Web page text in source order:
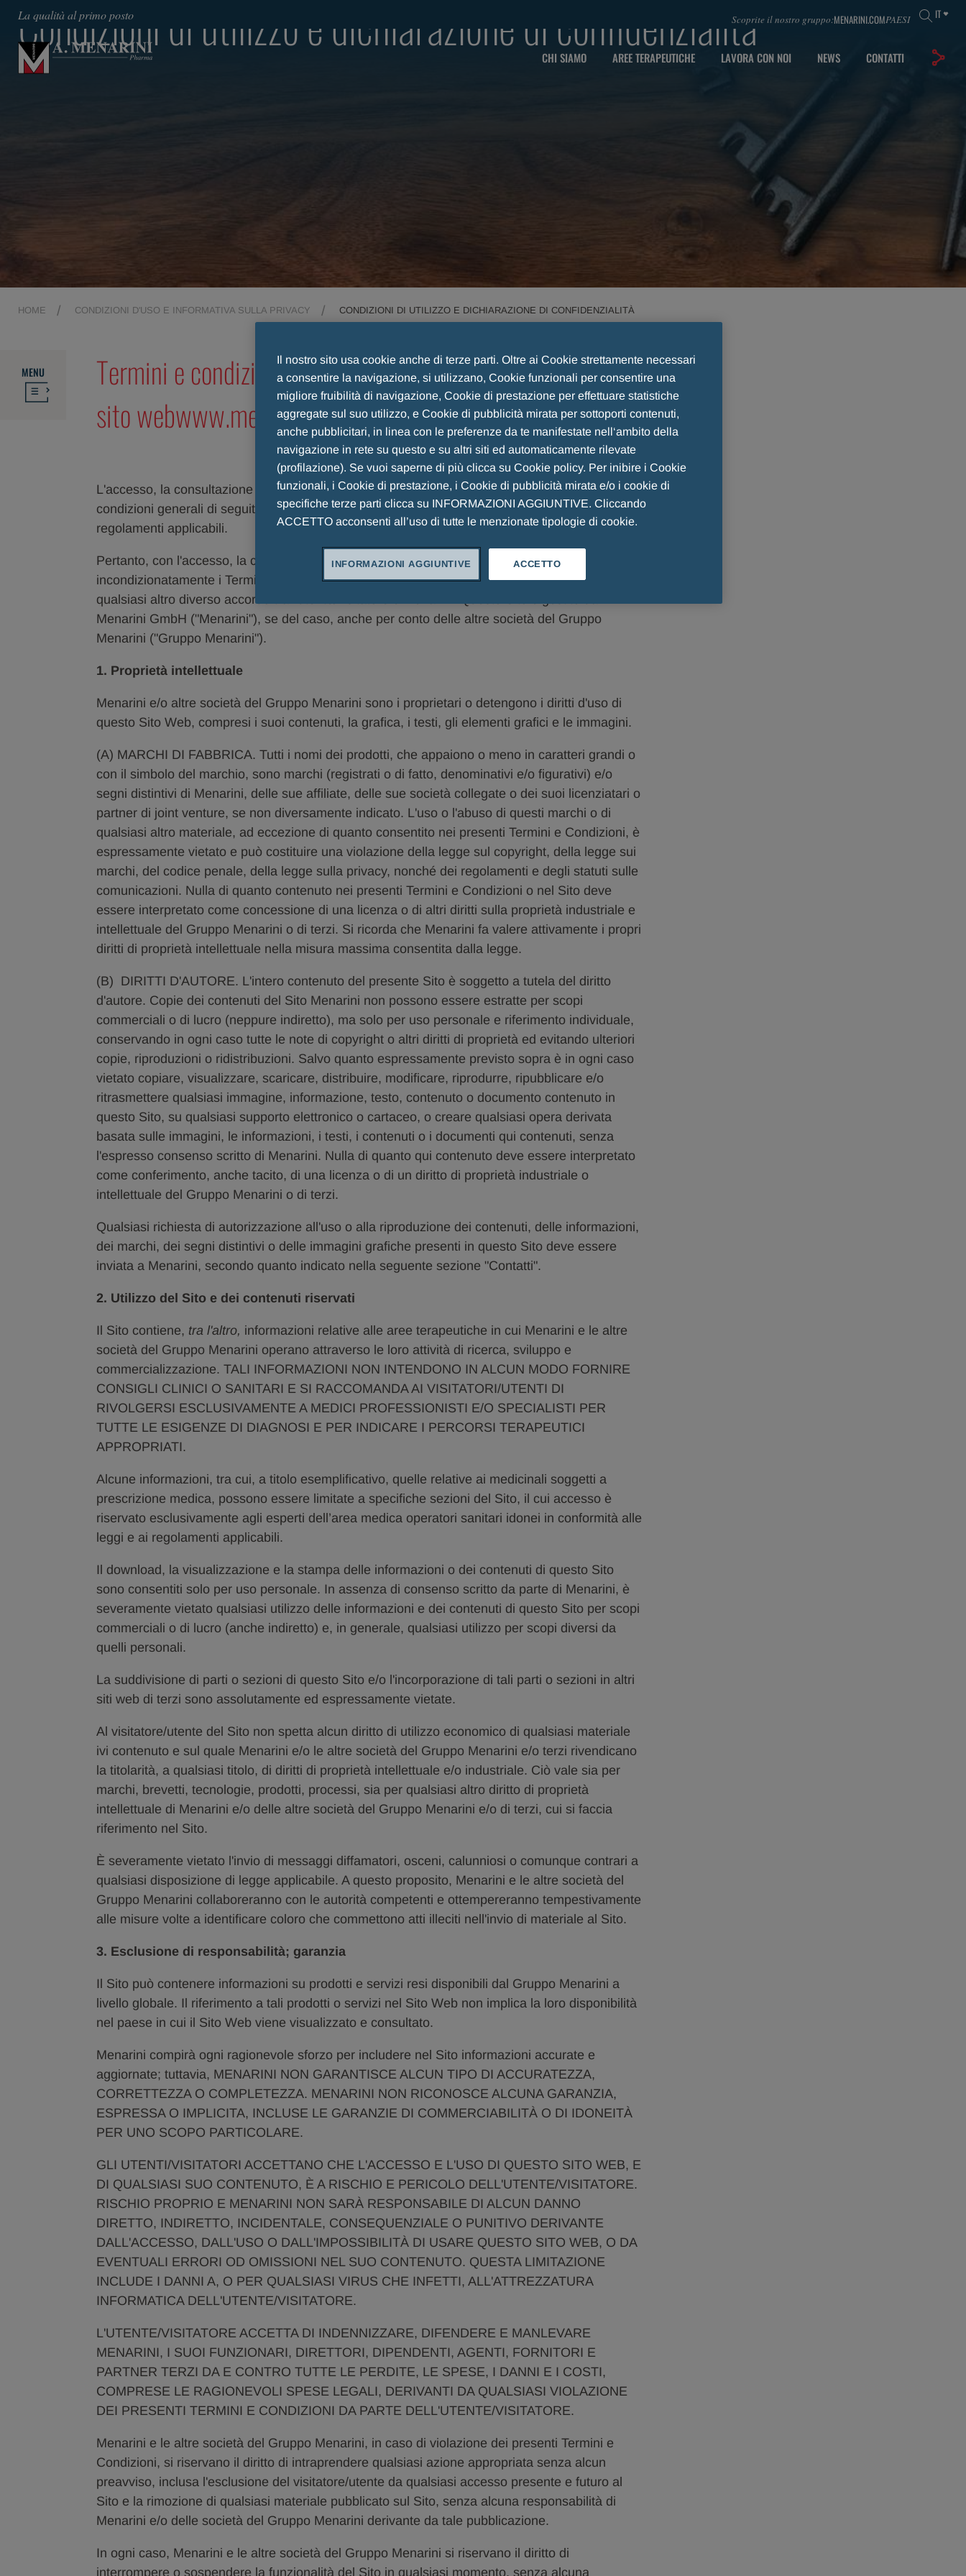
La qualità al primo posto Scoprite il nostro gruppo:MENARINI.COMPAESI IT
CHI SIAMO AREE TERAPEUTICHE LAVORA CON NOI NEWS CONTATTI
Condizioni di utilizzo e dichiarazione di confidenzialità
HOME CONDIZIONI D'USO E INFORMATIVA SULLA PRIVACY CONDIZIONI DI UTILIZZO E DICHIARAZIONE DI CONFIDENZIALITÀ
MENU
Termini e condizioni generali per l'accesso e l'utilizzo del
sito webwww.menarini.ch (il "Sito Web")
L'accesso, la consultazione e l'utilizzo di questo Sito Web sono soggetti ai termini e alle
condizioni generali di seguito riportati (di seguito "Termini e Condizioni") e alle leggi e ai
regolamenti applicabili.
Pertanto, con l'accesso, la consultazione e l'utilizzo del Sito l'utente/visitatore accetta
incondizionatamente i Termini e Condizioni e concordasulla non validità e l'inefficacia di
qualsiasi altro diverso accordo tra l'utente/visitatore e Menarini. Questo Sito è gestito da A.
Menarini GmbH ("Menarini"), se del caso, anche per conto delle altre società del Gruppo
Menarini ("Gruppo Menarini").
1. Proprietà intellettuale
Menarini e/o altre società del Gruppo Menarini sono i proprietari o detengono i diritti d'uso di
questo Sito Web, compresi i suoi contenuti, la grafica, i testi, gli elementi grafici e le immagini.
(A) MARCHI DI FABBRICA. Tutti i nomi dei prodotti, che appaiono o meno in caratteri grandi o
con il simbolo del marchio, sono marchi (registrati o di fatto, denominativi e/o figurativi) e/o
segni distintivi di Menarini, delle sue affiliate, delle sue società collegate o dei suoi licenziatari o
partner di joint venture, se non diversamente indicato. L'uso o l'abuso di questi marchi o di
qualsiasi altro materiale, ad eccezione di quanto consentito nei presenti Termini e Condizioni, è
espressamente vietato e può costituire una violazione della legge sul copyright, della legge sui
marchi, del codice penale, della legge sulla privacy, nonché dei regolamenti e degli statuti sulle
comunicazioni. Nulla di quanto contenuto nei presenti Termini e Condizioni o nel Sito deve
essere interpretato come concessione di una licenza o di altri diritti sulla proprietà industriale e
intellettuale del Gruppo Menarini o di terzi. Si ricorda che Menarini fa valere attivamente i propri
diritti di proprietà intellettuale nella misura massima consentita dalla legge.
(B) DIRITTI D'AUTORE. L'intero contenuto del presente Sito è soggetto a tutela del diritto
d'autore. Copie dei contenuti del Sito Menarini non possono essere estratte per scopi
commerciali o di lucro (neppure indiretto), ma solo per uso personale e riferimento individuale,
conservando in ogni caso tutte le note di copyright o altri diritti di proprietà ed evitando ulteriori
copie, riproduzioni o ridistribuzioni. Salvo quanto espressamente previsto sopra è in ogni caso
vietato copiare, visualizzare, scaricare, distribuire, modificare, riprodurre, ripubblicare e/o
ritrasmettere qualsiasi immagine, informazione, testo, contenuto o documento contenuto in
questo Sito, su qualsiasi supporto elettronico o cartaceo, o creare qualsiasi opera derivata
basata sulle immagini, le informazioni, i testi, i contenuti o i documenti qui contenuti, senza
l'espresso consenso scritto di Menarini. Nulla di quanto qui contenuto deve essere interpretato
come conferimento, anche tacito, di una licenza o di un diritto di proprietà industriale o
intellettuale del Gruppo Menarini o di terzi.
Qualsiasi richiesta di autorizzazione all'uso o alla riproduzione dei contenuti, delle informazioni,
dei marchi, dei segni distintivi o delle immagini grafiche presenti in questo Sito deve essere
inviata a Menarini, secondo quanto indicato nella seguente sezione "Contatti".
2. Utilizzo del Sito e dei contenuti riservati
Il Sito contiene, tra l'altro, informazioni relative alle aree terapeutiche in cui Menarini e le altre
società del Gruppo Menarini operano attraverso le loro attività di ricerca, sviluppo e
commercializzazione. TALI INFORMAZIONI NON INTENDONO IN ALCUN MODO FORNIRE
CONSIGLI CLINICI O SANITARI E SI RACCOMANDA AI VISITATORI/UTENTI DI
RIVOLGERSI ESCLUSIVAMENTE A MEDICI PROFESSIONISTI E/O SPECIALISTI PER
TUTTE LE ESIGENZE DI DIAGNOSI E PER INDICARE I PERCORSI TERAPEUTICI
APPROPRIATI.
Alcune informazioni, tra cui, a titolo esemplificativo, quelle relative ai medicinali soggetti a
prescrizione medica, possono essere limitate a specifiche sezioni del Sito, il cui accesso è
riservato esclusivamente agli esperti dell’area medica operatori sanitari idonei in conformità alle
leggi e ai regolamenti applicabili.
Il download, la visualizzazione e la stampa delle informazioni o dei contenuti di questo Sito
sono consentiti solo per uso personale. In assenza di consenso scritto da parte di Menarini, è
severamente vietato qualsiasi utilizzo delle informazioni e dei contenuti di questo Sito per scopi
commerciali o di lucro (anche indiretto) e, in generale, qualsiasi utilizzo per scopi diversi da
quelli personali.
La suddivisione di parti o sezioni di questo Sito e/o l'incorporazione di tali parti o sezioni in altri
siti web di terzi sono assolutamente ed espressamente vietate.
Al visitatore/utente del Sito non spetta alcun diritto di utilizzo economico di qualsiasi materiale
ivi contenuto e sul quale Menarini e/o le altre società del Gruppo Menarini e/o terzi rivendicano
la titolarità, a qualsiasi titolo, di diritti di proprietà intellettuale e/o industriale. Ciò vale sia per
marchi, brevetti, tecnologie, prodotti, processi, sia per qualsiasi altro diritto di proprietà
intellettuale di Menarini e/o delle altre società del Gruppo Menarini e/o di terzi, cui si faccia
riferimento nel Sito.
È severamente vietato l'invio di messaggi diffamatori, osceni, calunniosi o comunque contrari a
qualsiasi disposizione di legge applicabile. A questo proposito, Menarini e le altre società del
Gruppo Menarini collaboreranno con le autorità competenti e ottempereranno tempestivamente
alle misure volte a identificare coloro che commettono atti illeciti nell'invio di materiale al Sito.
3. Esclusione di responsabilità; garanzia
Il Sito può contenere informazioni su prodotti e servizi resi disponibili dal Gruppo Menarini a
livello globale. Il riferimento a tali prodotti o servizi nel Sito Web non implica la loro disponibilità
nel paese in cui il Sito Web viene visualizzato e consultato.
Menarini compirà ogni ragionevole sforzo per includere nel Sito informazioni accurate e
aggiornate; tuttavia, MENARINI NON GARANTISCE ALCUN TIPO DI ACCURATEZZA,
CORRETTEZZA O COMPLETEZZA. MENARINI NON RICONOSCE ALCUNA GARANZIA,
ESPRESSA O IMPLICITA, INCLUSE LE GARANZIE DI COMMERCIABILITÀ O DI IDONEITÀ
PER UNO SCOPO PARTICOLARE.
GLI UTENTI/VISITATORI ACCETTANO CHE L'ACCESSO E L'USO DI QUESTO SITO WEB, E
DI QUALSIASI SUO CONTENUTO, È A RISCHIO E PERICOLO DELL'UTENTE/VISITATORE.
RISCHIO PROPRIO E MENARINI NON SARÀ RESPONSABILE DI ALCUN DANNO
DIRETTO, INDIRETTO, INCIDENTALE, CONSEQUENZIALE O PUNITIVO DERIVANTE
DALL'ACCESSO, DALL'USO O DALL'IMPOSSIBILITÀ DI USARE QUESTO SITO WEB, O DA
EVENTUALI ERRORI OD OMISSIONI NEL SUO CONTENUTO. QUESTA LIMITAZIONE
INCLUDE I DANNI A, O PER QUALSIASI VIRUS CHE INFETTI, ALL'ATTREZZATURA
INFORMATICA DELL'UTENTE/VISITATORE.
L'UTENTE/VISITATORE ACCETTA DI INDENNIZZARE, DIFENDERE E MANLEVARE
MENARINI, I SUOI FUNZIONARI, DIRETTORI, DIPENDENTI, AGENTI, FORNITORI E
PARTNER TERZI DA E CONTRO TUTTE LE PERDITE, LE SPESE, I DANNI E I COSTI,
COMPRESE LE RAGIONEVOLI SPESE LEGALI, DERIVANTI DA QUALSIASI VIOLAZIONE
DEI PRESENTI TERMINI E CONDIZIONI DA PARTE DELL'UTENTE/VISITATORE.
Menarini e le altre società del Gruppo Menarini, in caso di violazione dei presenti Termini e
Condizioni, si riservano il diritto di intraprendere qualsiasi azione appropriata senza alcun
preavviso, inclusa l'esclusione del visitatore/utente da qualsiasi accesso presente e futuro al
Sito e la rimozione di qualsiasi materiale pubblicato sul Sito, senza alcuna responsabilità di
Menarini e/o delle società del Gruppo Menarini derivante da tale pubblicazione.
In ogni caso, Menarini e le altre società del Gruppo Menarini si riservano il diritto di
interrompere o sospendere la funzionalità del Sito in qualsiasi momento, senza alcuna
Il nostro sito usa cookie anche di terze parti. Oltre ai Cookie strettamente necessari
a consentire la navigazione, si utilizzano, Cookie funzionali per consentire una
migliore fruibilità di navigazione, Cookie di prestazione per effettuare statistiche
aggregate sul suo utilizzo, e Cookie di pubblicità mirata per sottoporti contenuti,
anche pubblicitari, in linea con le preferenze da te manifestate nell‘ambito della
navigazione in rete su questo e su altri siti ed automaticamente rilevate
(profilazione). Se vuoi saperne di più clicca su Cookie policy. Per inibire i Cookie
funzionali, i Cookie di prestazione, i Cookie di pubblicità mirata e/o i cookie di
specifiche terze parti clicca su INFORMAZIONI AGGIUNTIVE. Cliccando
ACCETTO acconsenti all’uso di tutte le menzionate tipologie di cookie.
ACCETTO
INFORMAZIONI AGGIUNTIVE